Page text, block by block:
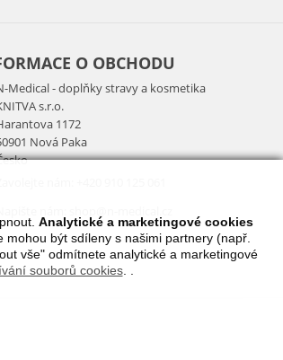
O OBCHODU
Medical - doplňky stravy a kosmetika
s.r.o.
1172
Nová Paka
Analytické a marketingové cookies
být sdíleny s našimi partnery (např.
vše" odmítnete analytické a marketingové
souborů cookies.